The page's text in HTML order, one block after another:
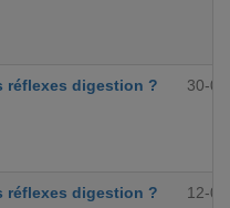
réflexes digestion ? 30-
réflexes digestion ? 12-